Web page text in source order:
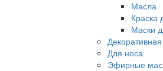
Масла
Краска
Маски
Для носа
Эфирные